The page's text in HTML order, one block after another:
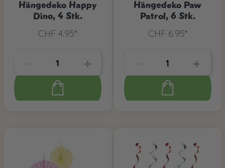
Hängedeko Happy
Dino, 4 Stk.
CHF 4.95*
Hängedeko Paw
Patrol, 6 Stk.
CHF 6.95*